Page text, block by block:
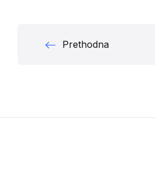
Brojevi
Prethodna